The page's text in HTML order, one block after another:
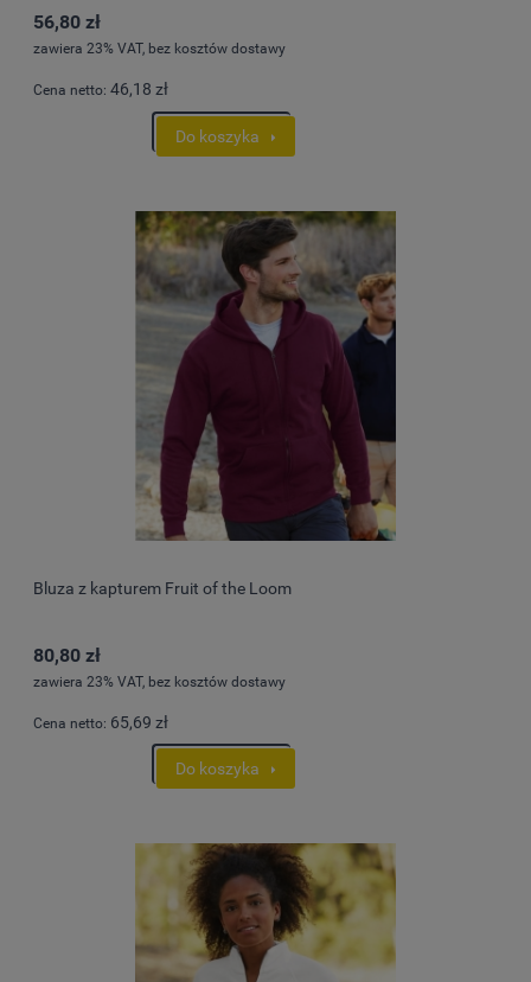
56,80 zł
zawiera 23% VAT, bez kosztów dostawy
Cena netto: 46,18 zł
Do koszyka
Bluza z kapturem Fruit of the Loom
80,80 zł
zawiera 23% VAT, bez kosztów dostawy
Cena netto: 65,69 zł
Do koszyka